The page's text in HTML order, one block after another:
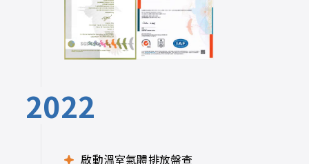
2022
啟動溫室氣體排放盤查